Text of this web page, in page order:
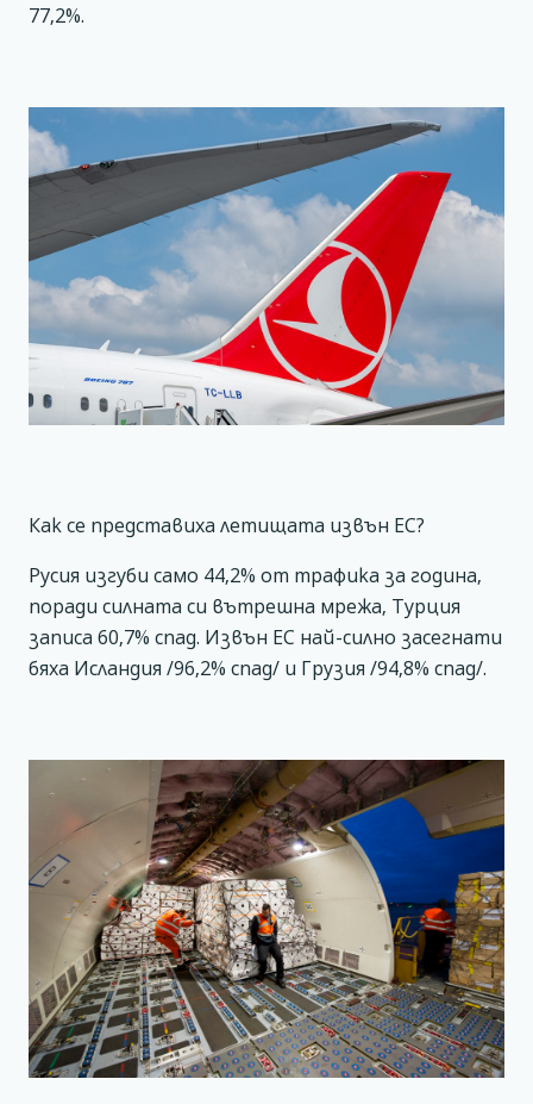
77,2%.
Как се представиха летищата извън ЕС?
Русия изгуби само 44,2% от трафика за година,
поради силната си вътрешна мрежа, Турция
записа 60,7% спад. Извън ЕС най-силно засегнати
бяха Исландия /96,2% спад/ и Грузия /94,8% спад/.